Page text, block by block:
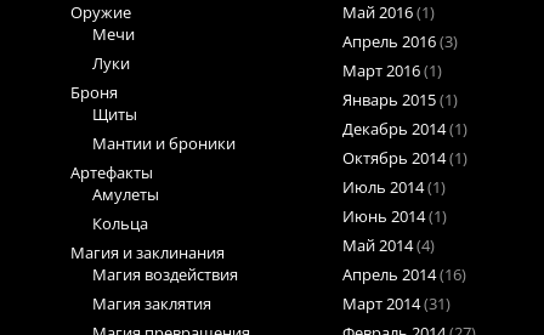
Оружие
Мечи
Луки
Броня
Щиты
Мантии и броники
Артефакты
Амулеты
Кольца
Магия и заклинания
Магия воздействия
Магия заклятия
Май 2016(1)
Апрель 2016(3)
Март 2016(1)
Январь 2015(1)
Декабрь 2014(1)
Октябрь 2014(1)
Июль 2014(1)
Июнь 2014(1)
Май 2014(4)
Апрель 2014(16)
Март 2014(31)